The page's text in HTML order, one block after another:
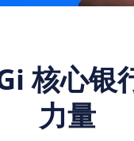
核心银
力量